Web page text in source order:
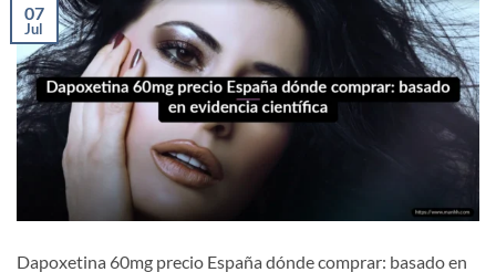
07
Jul
Dapoxetina 60mg precio España dónde comprar: basado en